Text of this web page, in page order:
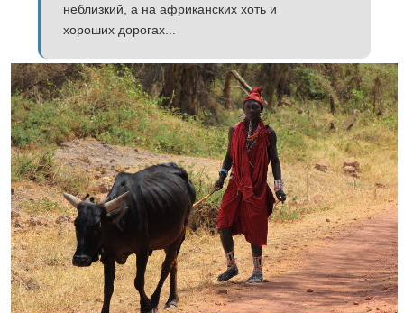
неблизкий, а на африканских хоть и
хороших дорогах...